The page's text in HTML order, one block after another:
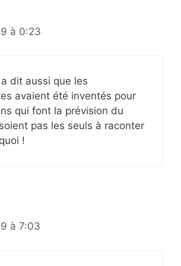
à 0:23
a dit aussi que les
avaient été inventés pour
qui font la prévision du
pas les seuls à raconter
!
à 7:03